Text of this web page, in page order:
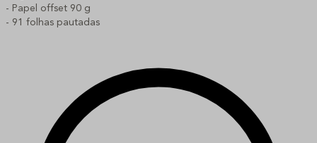
- Papel offset 90 g
- 91 folhas pautadas